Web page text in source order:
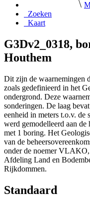
Zoeken
Kaart
G3Dv2_0318,
Houthem
Dit zijn de waarnemingen
zoals gedefinieerd in het
ondergrond. Deze
sonderingen. De laag
eenheid in meters t.o.v. de
werd gemodelleerd aan de
met 1 boring. Het
van de
onder de noemer
Afdeling Land en
Rijkdommen.
Standaard